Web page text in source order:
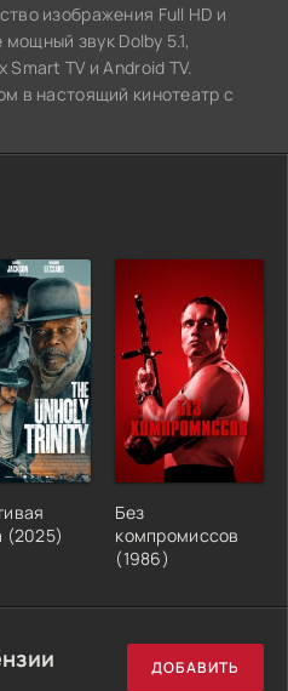
изображения Full HD и
звук Dolby 5.1,
TV и Android TV.
в настоящий кинотеатр с
(2025)
Без
компромиссов
(1986)
ДОБАВИТЬ